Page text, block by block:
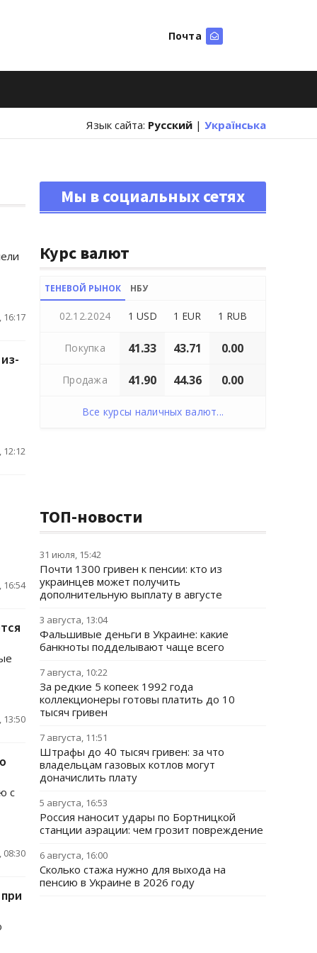
Почта
Язык сайта: Русский | Українська
16:17
12:12
16:54
13:50
с
08:30
Мы в социальных сетях
Курс валют
ТЕНЕВОЙ РЫНОК НБУ
02.12.2024 1 USD 1 EUR 1 RUB
Покупка 41.33 43.71 0.00
Продажа 41.90 44.36 0.00
Все курсы наличных валют...
ТОП-новости
31 июля, 15:42
Почти 1300 гривен к пенсии: кто из
украинцев может получить
дополнительную выплату в августе
3 августа, 13:04
Фальшивые деньги в Украине: какие
банкноты подделывают чаще всего
7 августа, 10:22
За редкие 5 копеек 1992 года
коллекционеры готовы платить до 10
тысяч гривен
7 августа, 11:51
Штрафы до 40 тысяч гривен: за что
владельцам газовых котлов могут
доначислить плату
5 августа, 16:53
Россия наносит удары по Бортницкой
станции аэрации: чем грозит повреждение
6 августа, 16:00
Сколько стажа нужно для выхода на
пенсию в Украине в 2026 году